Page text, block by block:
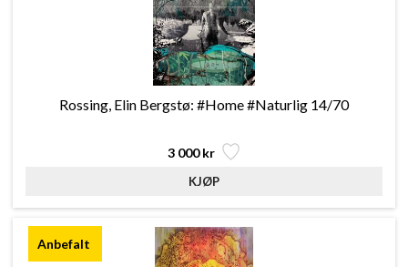
Rossing, Elin Bergstø: #Home #Naturlig 14/70
3 000 kr